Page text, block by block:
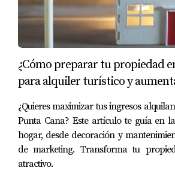
Casos de Estudio
A continuación, compartimos tres
que ilustran cómo las exenciones
transformado vidas en la República
Caso 1: La Familia García
La familia García decidió mudarse a
después de años soñando con una
Con dos hijos adolescentes, sabían
pertenencias sería complicado.
¿Cómo preparar tu propiedad
para alquiler turístico y
¿Quieres maximizar tus ingresos
Punta Cana? Este artículo te guía en
hogar, desde decoración y
de marketing. Transforma tu
atractivo.